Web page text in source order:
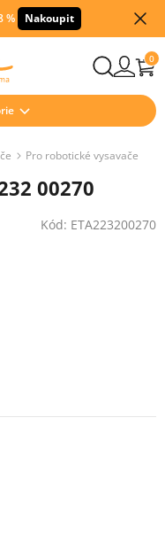
% Nakoupit
0
Pro robotické vysavače
00270
Kód: ETA223200270